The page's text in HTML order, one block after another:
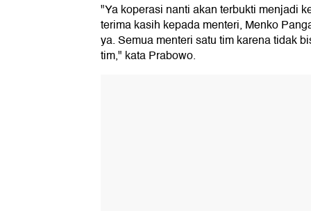
"Ya koperasi nanti akan terbukti menjadi
terima kasih kepada menteri, Menko
ya. Semua menteri satu tim karena tidak
tim," kata Prabowo.